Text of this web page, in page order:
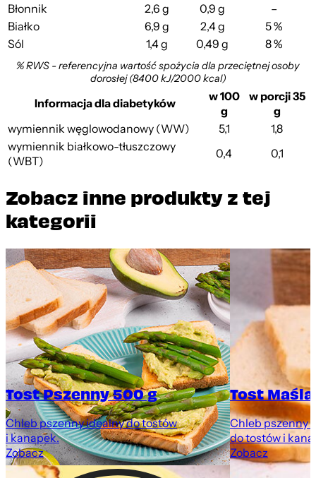
Błonnik
2,6 g 0,9 g
–
Białko
6,9 g 2,4 g
5 %
Sól
1,4 g 0,49 g 8 %
% RWS - referencyjna wartość spożycia dla przeciętnej osoby
dorosłej (8400 kJ/2000 kcal)
Informacja dla diabetyków
w 100
g
w porcji 35
g
wymiennik węglowodanowy (WW)
5,1
1,8
wymiennik białkowo-tłuszczowy
(WBT)
0,4 0,1
Zobacz inne produkty z tej
kategorii
Tost Pszenny 500 g
Chleb pszenny idealny do tostów
i kanapek.
Zobacz
Tost
Chleb pszenny
do tostów i
Zobacz